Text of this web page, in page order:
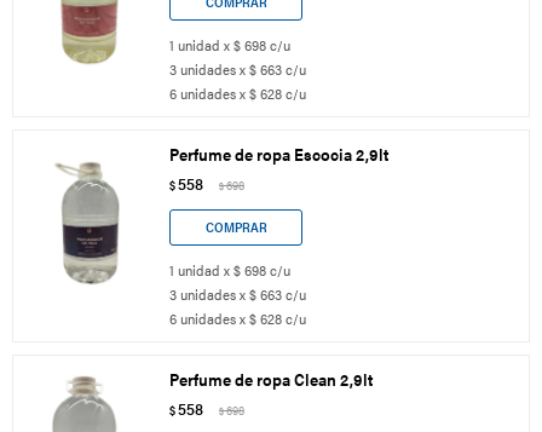
1 unidad x $ 698 c/u
3 unidades x $ 663 c/u
6 unidades x $ 628 c/u
Perfume de ropa Escocia 2,9lt
$558 $698
1 unidad x $ 698 c/u
3 unidades x $ 663 c/u
6 unidades x $ 628 c/u
Perfume de ropa Clean 2,9lt
$558 $698